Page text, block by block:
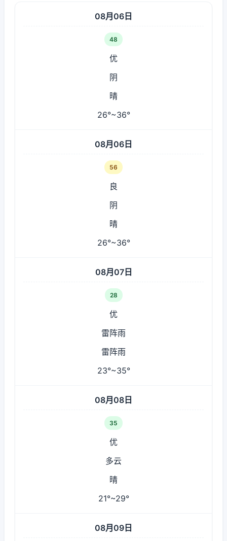
08月06日
48
优
阴
晴
26°~36°
08月06日
56
良
阴
晴
26°~36°
08月07日
28
优
雷阵雨
雷阵雨
23°~35°
08月08日
35
优
多云
晴
21°~29°
08月09日